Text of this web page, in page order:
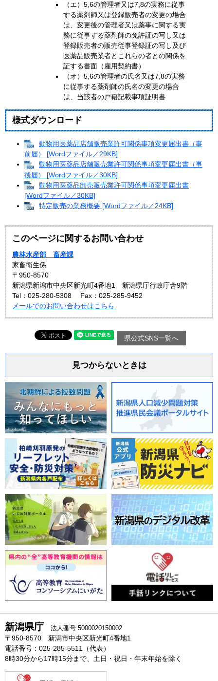
（エ）5,6の管理者又は7,8の実務に従事
する薬剤師又は登録販売者の変更の場合
は、変更後の管理者又は薬事に関する実
務に従事する薬剤師の免許証の写し又は
登録販売者の販売従事登録証の写し及び
医薬品販売業者とこれらの者との関係を
証する書面（雇用契約書）
（オ）5,6の管理者の氏名又は7,8の実務
に従事する薬剤師の氏名の変更の場合
は、当該者の戸籍記載事項証明書
様式ダウンロード
動物用医薬品店舗販売業許可関係事項変更届出書（事
前届） [Wordファイル／29KB]
動物用医薬品店舗販売業許可関係事項変更届出書（事
後届） [Wordファイル／30KB]
動物用医薬品卸売販売業許可関係事項変更届出書
[Wordファイル／30KB]
特定販売の業務概要 [Wordファイル／24KB]
このページに関するお問い合わせ
農林水産部 畜産課
家畜衛生係
〒950-8570
新潟県新潟市中央区新光町4番地1 新潟県庁行政庁舎9階
Tel：025-280-5308
Fax：025-285-9452
メールでのお問い合わせはこちら
県公式SNS一覧へ
見つからないときは
新潟県庁 法人番号 5000020150002
〒950-8570 新潟市中央区新光町4番地1
電話番号：025-285-5511（代表）
8時30分から17時15分まで、土日・祝日・年末年始を除く